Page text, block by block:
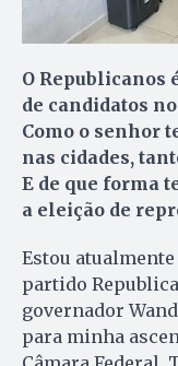
O Republicanos
de candidatos
Como o senhor
nas cidades,
E de que forma
a eleição de
Estou
partido
governador
para minha